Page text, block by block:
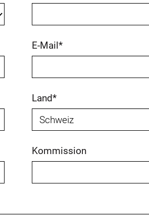
E-Mail*
Land*
Kommission